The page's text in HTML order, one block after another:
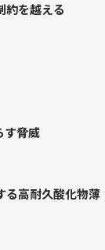
約を越える
す脅威
る高耐久酸化物薄